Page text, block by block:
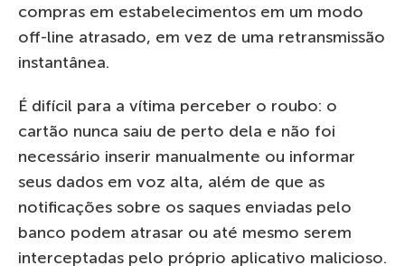
compras em estabelecimentos em um modo
off-line atrasado, em vez de uma retransmissão
instantânea.
É difícil para a vítima perceber o roubo: o
cartão nunca saiu de perto dela e não foi
necessário inserir manualmente ou informar
seus dados em voz alta, além de que as
notificações sobre os saques enviadas pelo
banco podem atrasar ou até mesmo serem
interceptadas pelo próprio aplicativo malicioso.